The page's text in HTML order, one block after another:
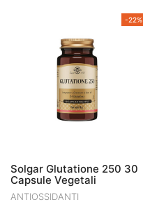
-22%
Solgar Glutatione 250 30
Capsule Vegetali
ANTIOSSIDANTI